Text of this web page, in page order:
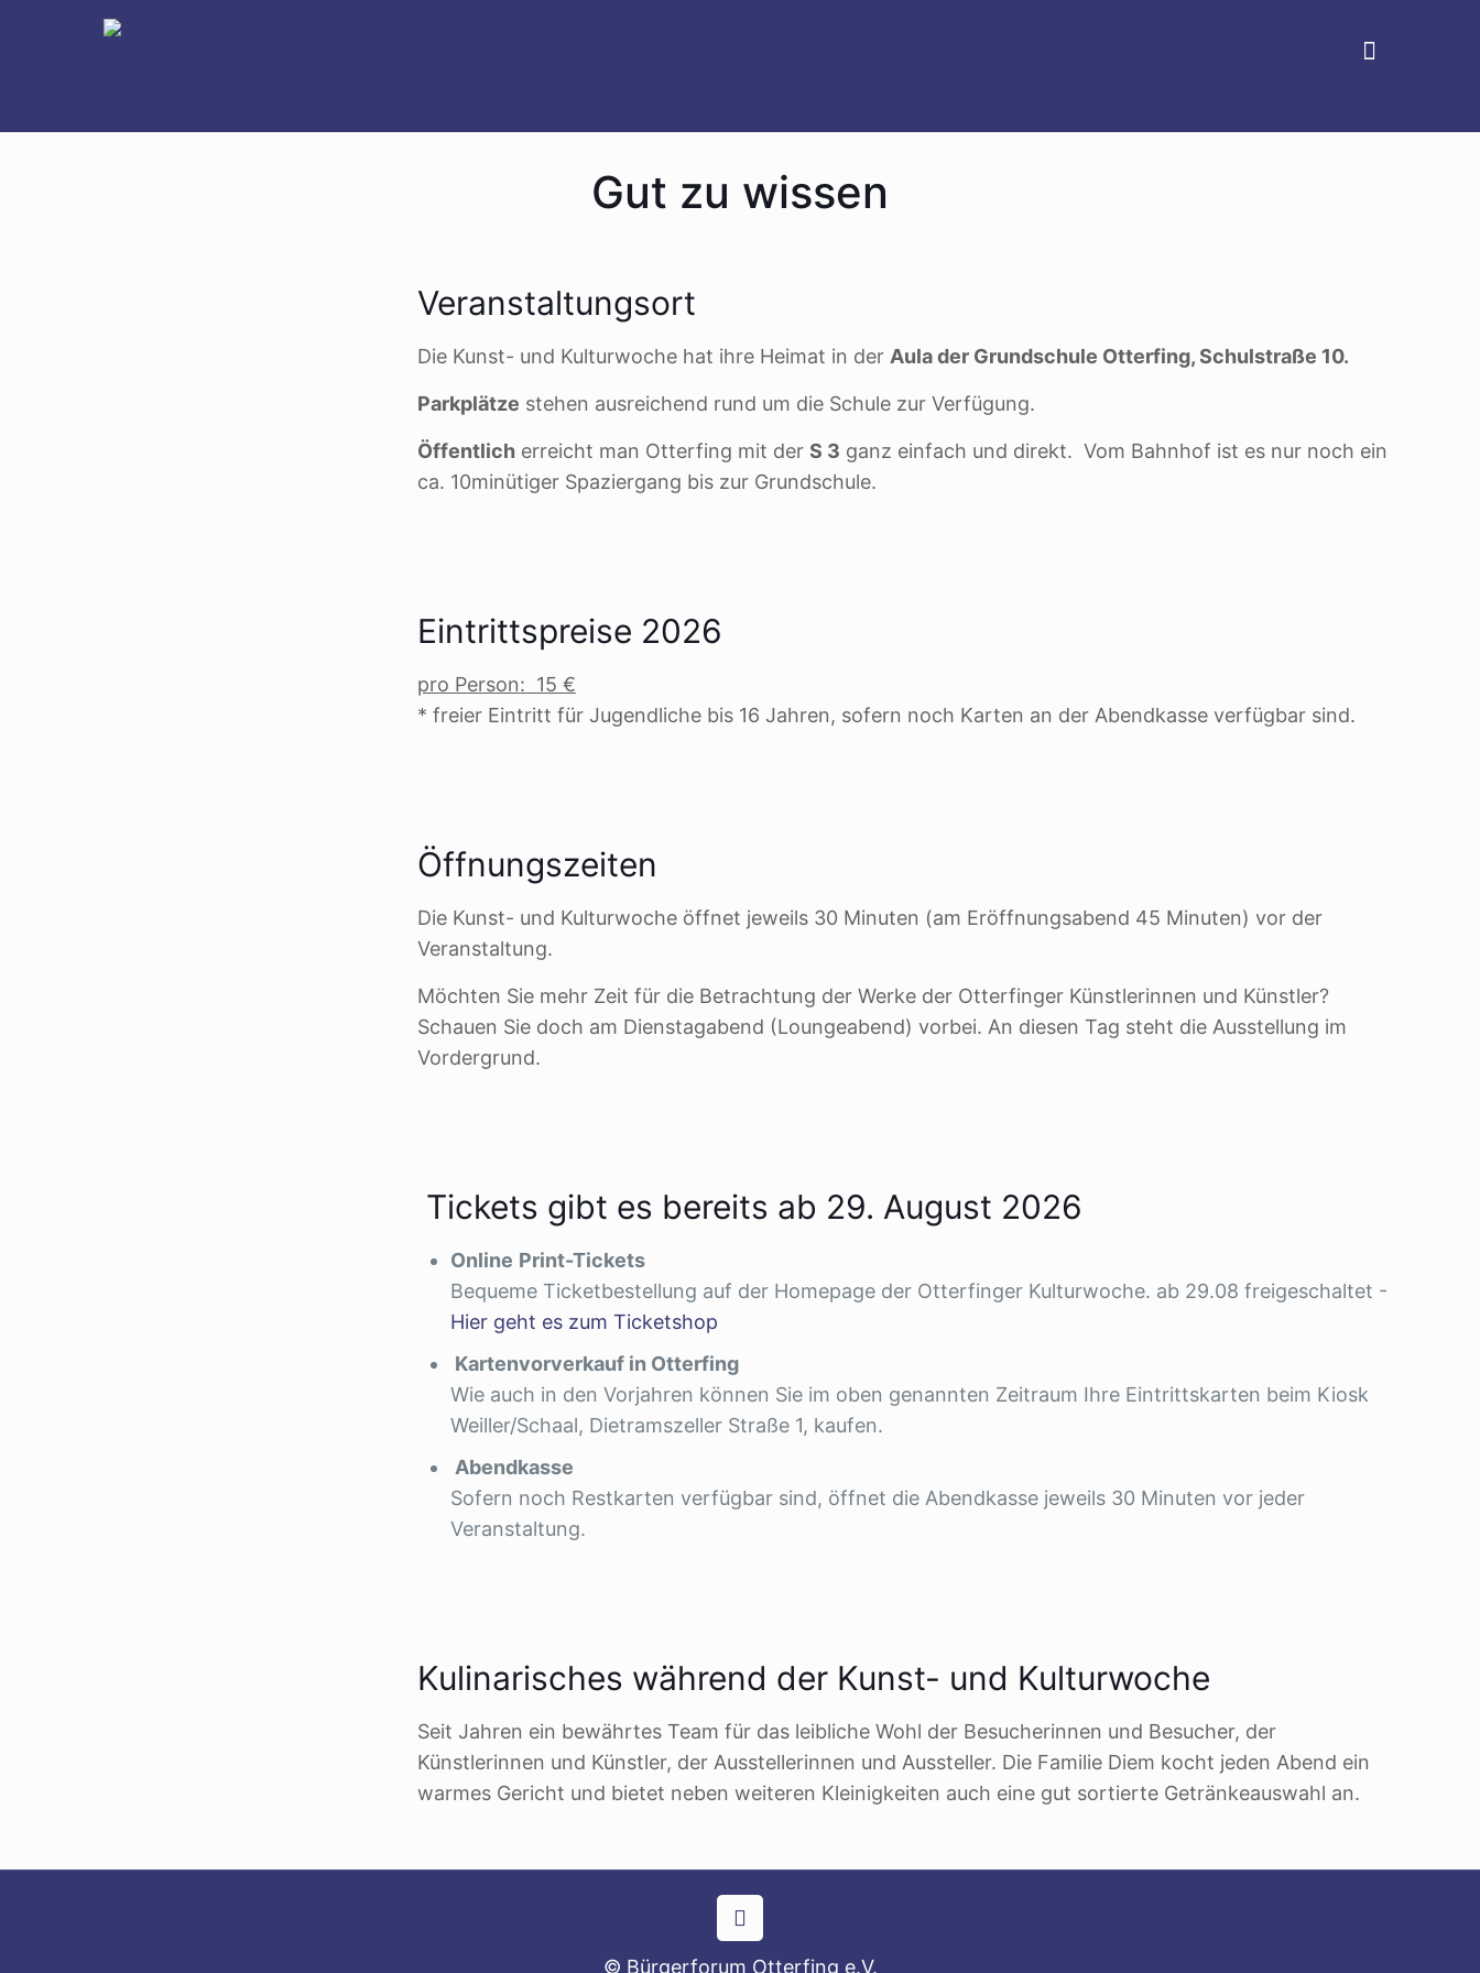
Gut zu wissen
Veranstaltungsort
Die Kunst- und Kulturwoche hat ihre Heimat in der Aula der Grundschule Otterfing, Schulstraße 10.
Parkplätze stehen ausreichend rund um die Schule zur Verfügung.
Öffentlich erreicht man Otterfing mit der S 3 ganz einfach und direkt. Vom Bahnhof ist es nur noch ein
ca. 10minütiger Spaziergang bis zur Grundschule.
Eintrittspreise 2026
pro Person: 15 €
* freier Eintritt für Jugendliche bis 16 Jahren, sofern noch Karten an der Abendkasse verfügbar sind.
Öffnungszeiten
Die Kunst- und Kulturwoche öffnet jeweils 30 Minuten (am Eröffnungsabend 45 Minuten) vor der
Veranstaltung.
Möchten Sie mehr Zeit für die Betrachtung der Werke der Otterfinger Künstlerinnen und Künstler?
Schauen Sie doch am Dienstagabend (Loungeabend) vorbei. An diesen Tag steht die Ausstellung im
Vordergrund.
Tickets gibt es bereits ab 29. August 2026
Online Print-Tickets
Bequeme Ticketbestellung auf der Homepage der Otterfinger Kulturwoche. ab 29.08 freigeschaltet -
Hier geht es zum Ticketshop
Kartenvorverkauf in Otterfing
Wie auch in den Vorjahren können Sie im oben genannten Zeitraum Ihre Eintrittskarten beim Kiosk
Weiller/Schaal, Dietramszeller Straße 1, kaufen.
Abendkasse
Sofern noch Restkarten verfügbar sind, öffnet die Abendkasse jeweils 30 Minuten vor jeder
Veranstaltung.
Kulinarisches während der Kunst- und Kulturwoche
Seit Jahren ein bewährtes Team für das leibliche Wohl der Besucherinnen und Besucher, der
Künstlerinnen und Künstler, der Ausstellerinnen und Aussteller. Die Familie Diem kocht jeden Abend ein
warmes Gericht und bietet neben weiteren Kleinigkeiten auch eine gut sortierte Getränkeauswahl an.
© Bürgerforum Otterfing e.V.